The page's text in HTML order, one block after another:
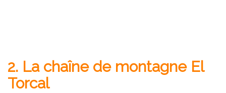
2. La chaîne de montagne El
Torcal